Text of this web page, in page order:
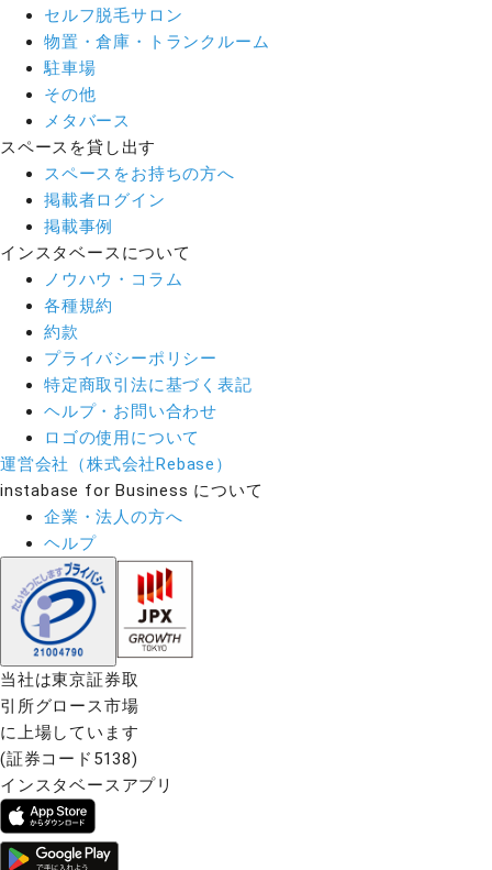
セルフ脱毛サロン
物置・倉庫・トランクルーム
駐車場
その他
メタバース
スペースを貸し出す
スペースをお持ちの方へ
掲載者ログイン
掲載事例
インスタベースについて
ノウハウ・コラム
各種規約
約款
プライバシーポリシー
特定商取引法に基づく表記
ヘルプ・お問い合わせ
ロゴの使用について
運営会社（株式会社Rebase）
instabase for Business について
企業・法人の方へ
ヘルプ
当社は東京証券取
引所グロース市場
に上場しています
(証券コード5138)
インスタベースアプリ